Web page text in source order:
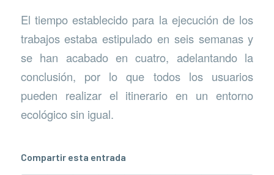
El tiempo establecido para la ejecución de los
trabajos estaba estipulado en seis semanas y
se han acabado en cuatro, adelantando la
conclusión, por lo que todos los usuarios
pueden realizar el itinerario en un entorno
ecológico sin igual.
Compartir esta entrada